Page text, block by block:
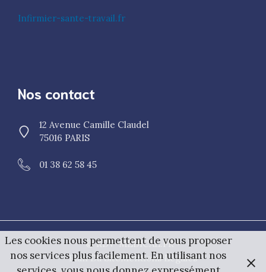
Infirmier-sante-travail.fr
Nos contact
12 Avenue Camille Claudel
75016 PARIS
01 38 62 58 45
© RDV-MEDICAL.FR •
Plan Du SiteMentions Légales
Les cookies nous permettent de vous proposer
nos services plus facilement. En utilisant nos